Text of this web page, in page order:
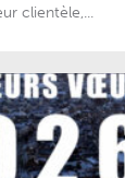
clientèle,...